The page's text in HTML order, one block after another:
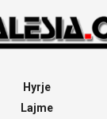
Hyrje
Lajme